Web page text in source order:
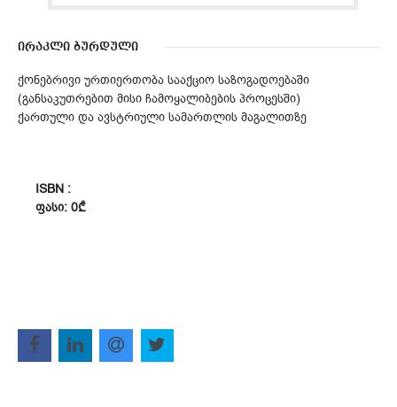
ირაკლი ბურდული
ქონებრივი ურთიერთობა სააქციო საზოგადოებაში
(განსაკუთრებით მისი ჩამოყალიბების პროცესში)
ქართული და ავსტრიული სამართლის მაგალითზე
ISBN :
ᲤᲐᲡᲘ: 0₾